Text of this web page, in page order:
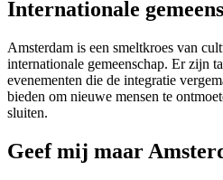
Internationale
Amsterdam is een smeltkroes van
internationale gemeenschap. Er zijn
evenementen die de integratie
bieden om nieuwe mensen te
sluiten.
Geef mij maar